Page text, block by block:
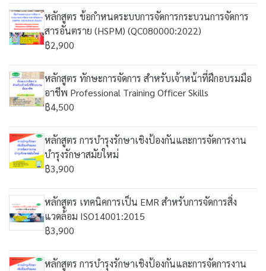
หลักสูตร ข้อกำหนดระบบการจัดการกระบวนการจัดการ
สารอันตราย (HSPM) (QC080000:2022)
฿2,900
หลักสูตร ทักษะการจัดการ สำหรับเจ้าหน้าที่ฝึกอบรมมือ
อาชีพ Professional Training Officer Skills
฿4,500
หลักสูตร การบำรุงรักษาเชิงป้องกันและการจัดการงาน
บำรุงรักษาสมัยใหม่
฿3,900
หลักสูตร เทคนิคการเป็น EMR สำหรับการจัดการสิ่ง
แวดล้อม ISO14001:2015
฿3,900
หลักสูตร การบำรุงรักษาเชิงป้องกันและการจัดการงาน